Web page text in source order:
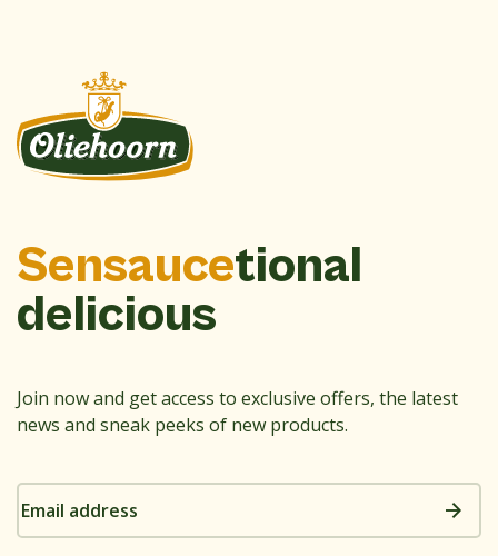
Sensaucetional
delicious
Join now and get access to exclusive offers, the latest
news and sneak peeks of new products.
Email
address